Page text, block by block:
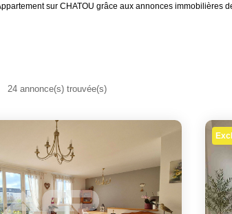
sur CHATOU grâce aux annonces immobilières
24 annonce(s) trouvée(s)